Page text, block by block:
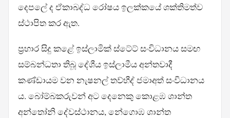
දෙපලේ ද ඒකාබද්ධ රෝෂය ඉලක්කයේ ශක්තිමත්ව
ස්ථාපිත කර ඇත.
ප්‍රහාර සිදු කළේ ඉස්ලාමික් ස්ටේට් සංවිධානය සමඟ
සම්බන්ධතා තිබූ දේශීය ඉස්ලාමීය අන්තවාදී
කණ්ඩායම වන නැෂනල් තව්හීද් ජමාඅත් සංවිධානය
ය. බෝම්බකරුවන් අට දෙනෙකු කොළඹ ශාන්ත
අන්තෝනි දේවස්ථානය, නේගොඹ ශාන්ත